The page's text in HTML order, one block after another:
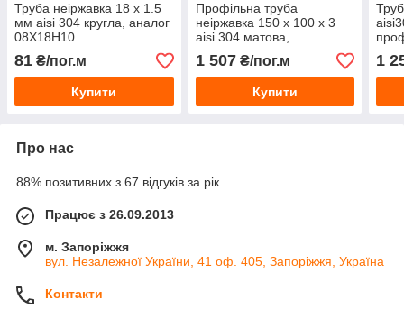
Труба неіржавка 18 х 1.5
мм aisi 304 кругла, аналог
08Х18Н10
81 ₴/пог.м
Купити
Профільна труба
неіржавка 150 х 100 х 3
aisi 304 матова,
полірована 08Х18Н10
1 507₴/пог.м
Купити
1
Про нас
88% позитивних з 67 відгуків за рік
Працює з 26.09.2013
м. Запоріжжя
вул. Незалежної України, 41 оф. 405, Запоріжжя, Україна
Контакти